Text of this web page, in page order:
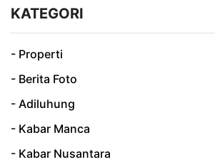
KATEGORI
- Properti
- Berita Foto
- Adiluhung
- Kabar Manca
- Kabar Nusantara